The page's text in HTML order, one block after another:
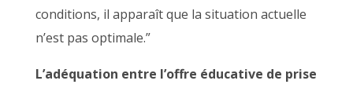
conditions, il apparaît que la situation actuelle
n’est pas optimale.”
L’adéquation entre l’offre éducative de prise